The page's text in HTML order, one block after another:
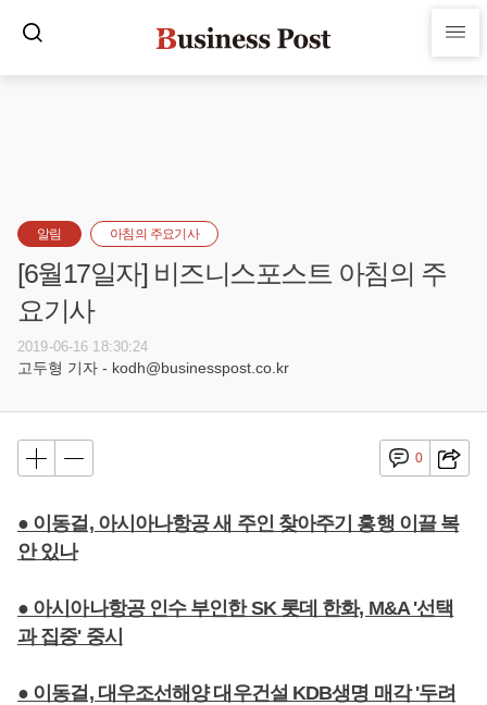
알림 아침의 주요기사
[6월17일자] 비즈니스포스트 아침의 주
요기사
2019-06-16 18:30:24
고두형 기자 - kodh@businesspost.co.kr
0
● 이동걸, 아시아나항공 새 주인 찾아주기 흥행 이끌 복
안 있나
● 아시아나항공 인수 부인한 SK 롯데 한화, M&A '선택
과 집중' 중시
● 이동걸, 대우조선해양 대우건설 KDB생명 매각 '두려